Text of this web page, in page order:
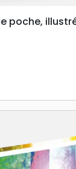
poche,